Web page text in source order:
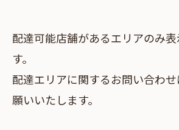
配達可能店舗があるエリアのみ表
す。
配達エリアに関するお問い合わせ
願いいたします。